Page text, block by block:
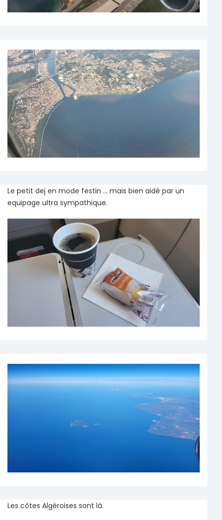
Le petit dej en mode festin ... mais bien aidé par un
equipage ultra sympathique.
Les côtes Algéroises sont là.